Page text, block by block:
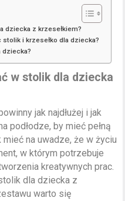
dziecka z krzesełkiem?
i krzesełko dla dziecka?
w stolik dla dziecka
jak najdłużej i jak
podłodze, by mieć pełną
mieć na uwadze, że w życiu
w którym potrzebuje
kreatywnych prac.
dla dziecka z
warto się